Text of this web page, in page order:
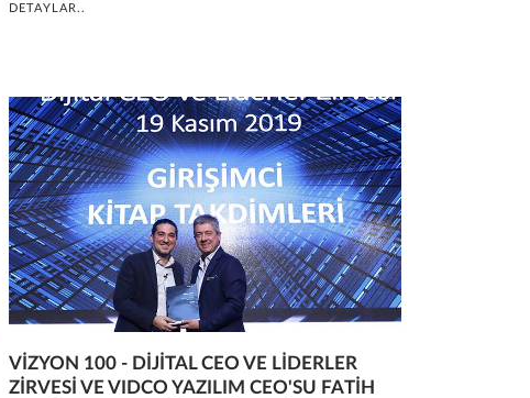
DETAYLAR..
VİZYON 100 - DİJİTAL CEO VE LİDERLER
ZİRVESİ VE VIDCO YAZILIM CEO'SU FATİH